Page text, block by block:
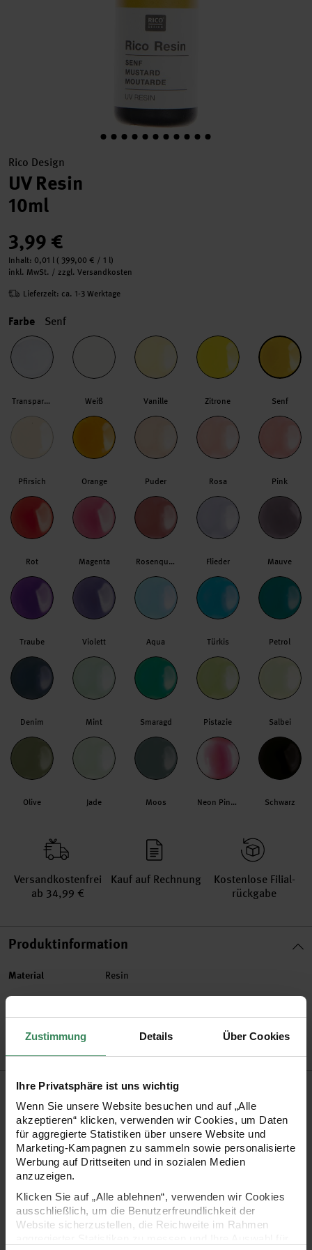
Zustimmung Details Über Cookies
Ihre Privatsphäre ist uns wichtig
Wenn Sie unsere Website besuchen und auf „Alle
akzeptieren“ klicken, verwenden wir Cookies, um Daten
für aggregierte Statistiken über unsere Website und
Marketing-Kampagnen zu sammeln sowie personalisierte
Werbung auf Drittseiten und in sozialen Medien
anzuzeigen.
Klicken Sie auf „Alle ablehnen“, verwenden wir Cookies
ausschließlich, um die Benutzerfreundlichkeit der
Website sicherzustellen, die Reichweite im Rahmen
Rico Design
UV Resin
10ml
3,99 €
Inhalt: 0,01 l ( 399,00 € / 1 l)
inkl. MwSt. / zzgl. Versandkosten
Lieferzeit: ca. 1-3 Werktage
Farbe Senf
Transparent Weiß Vanille Zitrone Senf
Pfirsich Orange Puder Rosa Pink
Rot Magenta Rosenquarz Flieder Mauve
Traube Violett Aqua Türkis Petrol
Denim Mint Smaragd Pistazie Salbei
Olive Jade Moos Neon Pink Transparent Schwarz
Versand­kosten­frei
ab 34,99 €
Kauf auf Rechnung
Kosten­lose Filial­
rückgabe
Produktinformation
Material Resin
Artikel-Nr.
Bestell-Nr.3592168
Produktbeschreibung
Bunt, einfach, cool – UV Resin! Kreieren Sie Ihre eigenen DIY-
Objekte mit diesem einfach zu dosierendem UV Resin. Dank
der praktischen Dosierspitze eignet sich das Resin für
besonders kleine Formen, wie z.B. Broschen, Perlen oder
Haarnadelverzierungen. Das UV Resin ist für eine
Schichtdicke von maximal 5mm geeignet und härtet unter
Sonnenlicht oder der UV-Lampe aus. Die Trocknungszeit bei